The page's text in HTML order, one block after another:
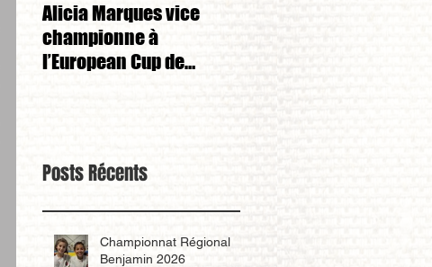
Alicia Marques vice
championne à
l’European Cup de
Posts Récents
Championnat Régional
Benjamin 2026